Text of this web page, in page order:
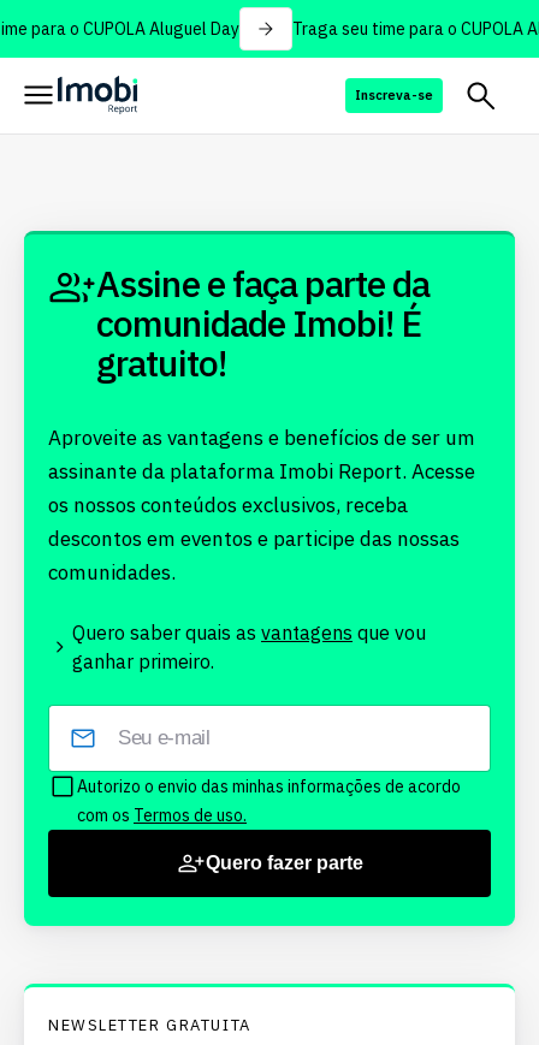
para o CUPOLA Aluguel Day Traga seu time para o CUPOLA
Inscreva-se
Assine e faça parte da
comunidade Imobi! É
gratuito!
Aproveite as vantagens e benefícios de ser um
assinante da plataforma Imobi Report. Acesse
os nossos conteúdos exclusivos, receba
descontos em eventos e participe das nossas
comunidades.
Quero saber quais as vantagens que vou
ganhar primeiro.
Autorizo o envio das minhas informações de acordo
com os Termos de uso.
Quero fazer parte
NEWSLETTER GRATUITA